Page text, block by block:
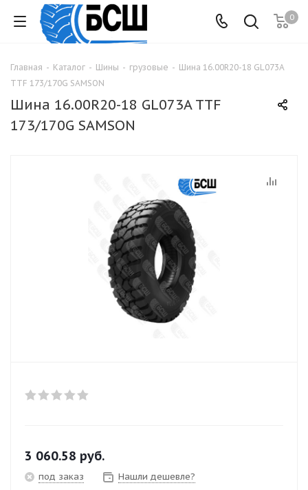
0
Главная - Каталог - Шины - грузовые - Шина 16.00R20-18 GL073A
TTF 173/170G SAMSON
Шина 16.00R20-18 GL073A TTF
173/170G SAMSON
3 060.58 руб.
под заказ Нашли дешевле?